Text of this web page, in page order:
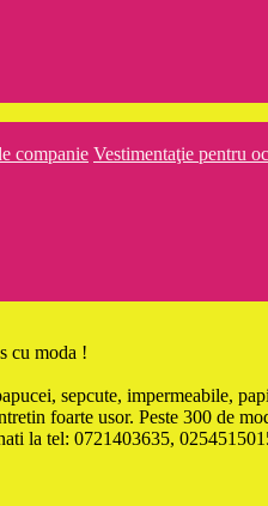
companie Vestimentaţie pentru
cu moda !
sepcute, impermeabile,
foarte usor. Peste 300
la tel: 0721403635,